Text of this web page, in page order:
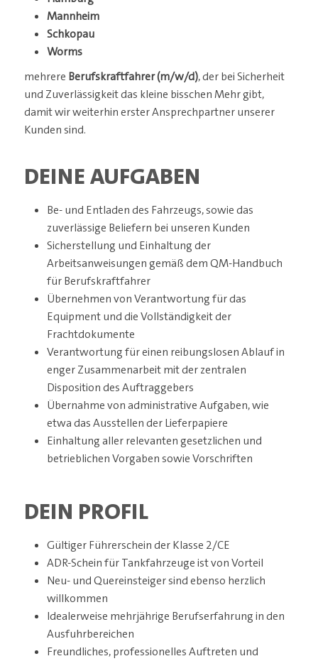
Mannheim
Schkopau
Worms
mehrere Berufskraftfahrer (m/w/d), der bei Sicherheit
und Zuverlässigkeit das kleine bisschen Mehr gibt,
damit wir weiterhin erster Ansprechpartner unserer
Kunden sind.
DEINE AUFGABEN
Be- und Entladen des Fahrzeugs, sowie das
zuverlässige Beliefern bei unseren Kunden
Sicherstellung und Einhaltung der
Arbeitsanweisungen gemäß dem QM-Handbuch
für Berufskraftfahrer
Übernehmen von Verantwortung für das
Equipment und die Vollständigkeit der
Frachtdokumente
Verantwortung für einen reibungslosen Ablauf in
enger Zusammenarbeit mit der zentralen
Disposition des Auftraggebers
Übernahme von administrative Aufgaben, wie
etwa das Ausstellen der Lieferpapiere
Einhaltung aller relevanten gesetzlichen und
betrieblichen Vorgaben sowie Vorschriften
DEIN PROFIL
Gültiger Führerschein der Klasse 2/CE
ADR-Schein für Tankfahrzeuge ist von Vorteil
Neu- und Quereinsteiger sind ebenso herzlich
willkommen
Idealerweise mehrjährige Berufserfahrung in den
Ausfuhrbereichen
Freundliches, professionelles Auftreten und